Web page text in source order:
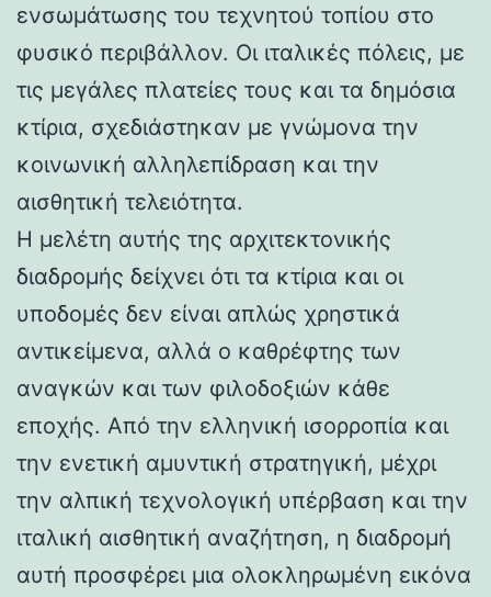
ενσωμάτωσης του τεχνητού τοπίου στο
φυσικό περιβάλλον. Οι ιταλικές πόλεις, με
τις μεγάλες πλατείες τους και τα δημόσια
κτίρια, σχεδιάστηκαν με γνώμονα την
κοινωνική αλληλεπίδραση και την
αισθητική τελειότητα.
Η μελέτη αυτής της αρχιτεκτονικής
διαδρομής δείχνει ότι τα κτίρια και οι
υποδομές δεν είναι απλώς χρηστικά
αντικείμενα, αλλά ο καθρέφτης των
αναγκών και των φιλοδοξιών κάθε
εποχής. Από την ελληνική ισορροπία και
την ενετική αμυντική στρατηγική, μέχρι
την αλπική τεχνολογική υπέρβαση και την
ιταλική αισθητική αναζήτηση, η διαδρομή
αυτή προσφέρει μια ολοκληρωμένη εικόνα